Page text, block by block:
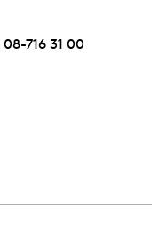
Telefon
08-716 31 00